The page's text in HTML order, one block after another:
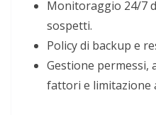
Monitoraggio 24/7
sospetti.
Policy di backup e
Gestione permessi,
fattori e limitazione